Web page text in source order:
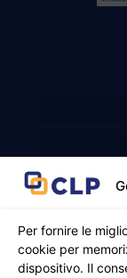
Per fornire le
cookie per
dispositivo. Il